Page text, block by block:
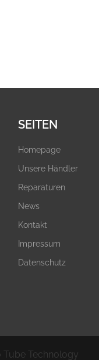
SEITEN
Homepage
Unsere Händler
Reparaturen
News
Kontakt
Impressum
Datenschutz
Tube Technology